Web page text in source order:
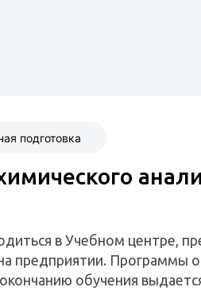
подготовка
в Учебном центре,
предприятии. Программы
обучения